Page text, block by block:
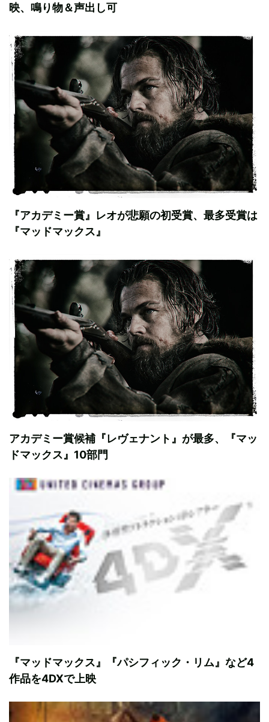
映、鳴り物＆声出し可
『アカデミー賞』レオが悲願の初受賞、最多受賞は
『マッドマックス』
アカデミー賞候補『レヴェナント』が最多、『マッ
ドマックス』10部門
『マッドマックス』『パシフィック・リム』など4
作品を4DXで上映